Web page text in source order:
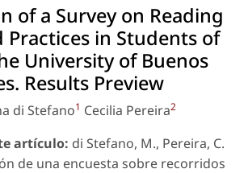
of a Survey on Reading
Practices in Students of
University of Buenos
Results Preview
di Stefano1 Cecilia Pereira2
artículo: di Stefano, M., Pereira, C.
de una encuesta sobre recorridos